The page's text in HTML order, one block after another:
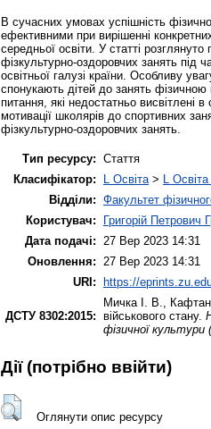
В сучасних умовах успішність
ефективними при вирішенні
середньої освіти. У статті
фізкультурно-оздоровчих занять під
освітньої галузі країни. Особливу
спонукають дітей до занять
питання, які недостатньо висвітлені
мотивації школярів до спортивних
фізкультурно-оздоровчих занять.
Тип ресурсу: Стаття
Класифікатор:
L Освіта > L
Відділи: Факультет
Користувач:
Григорій Петрович
Дата подачі:
27 Вер 2023 14:31
Оновлення:
27 Вер 2023 14:31
URI: https://
ДСТУ 8302:2015:
Мичка І. В.
військового стану.
фізичної
Дії ​​(потрібно ввійти)
Оглянути опис ресурсу